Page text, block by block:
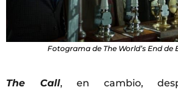
Fotograma de The World’s Endde
The Call, en cambio,